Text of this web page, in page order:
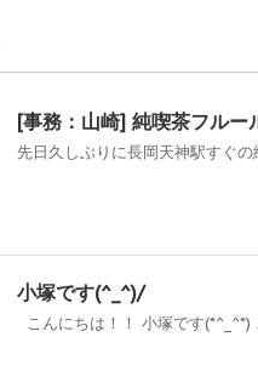
[事務：山崎] 純喫茶フルー
先日久しぶりに長岡天神駅すぐ
小塚です(^_^)/
こんにちは！！ 小塚です